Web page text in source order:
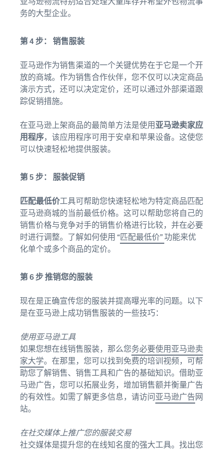
务的大型企业。
第 4 步： 销售服装
亚马逊作为销售渠道的一个关键优势在于它是一个开
放的商城。作为销售合作伙伴，您不仅可以决定商品
演示方式，还可以决定定价，还可以通过外部渠道跟
踪促销措施。
在亚马逊上架商品的最简单方法是使用亚马逊卖家应
用程序，该应用程序可用于安卓和苹果设备。这使您
可以快速轻松地提供服装。
第 5 步： 服装促销
匹配最低价工具可帮助您快速轻松地为特定商品匹配
亚马逊商城的当前最低价格。这可以帮助您将自己的
销售价格与竞争对手的销售价格进行比较，并在必要
时进行调整。了解如何使用 “匹配最低价”功能来优
化单个或多个商品的定价。
第 6 步 推销您的服装
现在是正确宣传您的服装并提高曝光率的问题。以下
是在亚马逊上成功销售服装的一些技巧：
使用亚马逊工具
如果您想在线销售服装，那么您务必要使用亚马逊卖
家大学。在那里，您可以找到免费的培训视频，可帮
助您了解销售、销售工具和广告的基础知识。借助亚
马逊广告，您可以拓展业务，增加销售额并衡量广告
的有效性。如需了解更多信息，请访问亚马逊广告网
站。
在社交媒体上推广您的服装交易
社交媒体是提升您的在线知名度的强大工具。找出您